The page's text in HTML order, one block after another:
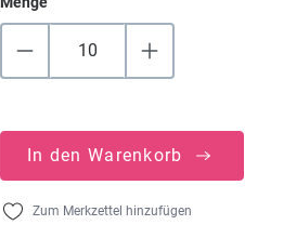
In den Warenkorb
Zum Merkzettel hinzufügen